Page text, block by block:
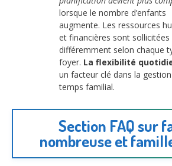
lorsque le nombre d’enfants
augmente. Les ressources
et financières sont sollicitées
différemment selon chaque
foyer. La flexibilité
un facteur clé dans la
temps familial.
Section FAQ sur
nombreuse et